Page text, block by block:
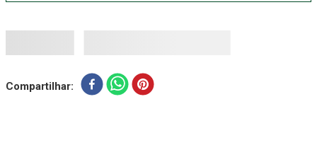
Compartilhar